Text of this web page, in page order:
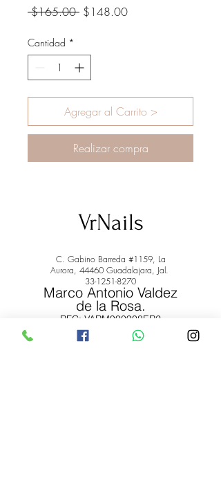
$165.00 Precio
$148.00Precio
Cantidad *
Agregar al Carrito >
Realizar compra
VrNails
C. Gabino Barreda #1159, La
Aurora, 44460 Guadalajara, Jal.
33-1251-8270
Marco Antonio Valdez
de la Rosa.
RFC: VARM900908ER2